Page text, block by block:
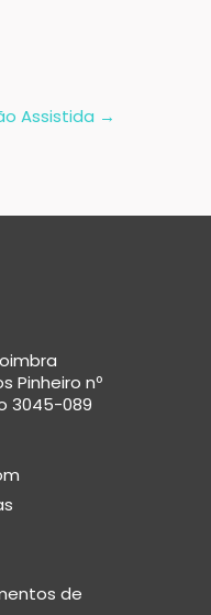
Assistida →
Pinheiro nº
3045-089
de